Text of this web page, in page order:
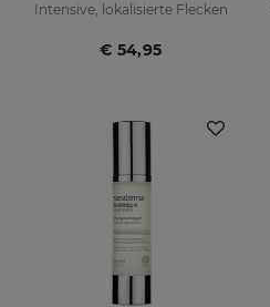
Intensive, lokalisierte Flecken
€ 54,95